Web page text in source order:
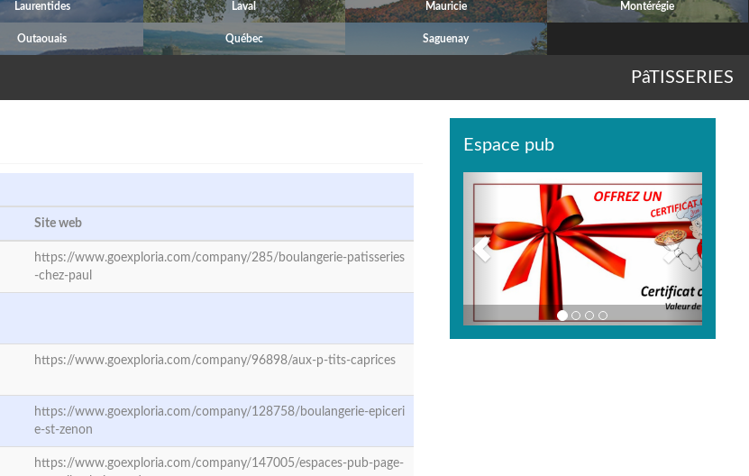
Laurentides Laval Mauricie Montérégie
Outaouais Québec Saguenay
PâTISSERIES
Site web
https://www.goexploria.com/company/285/boulangerie-patisseries
-chez-paul
https://www.goexploria.com/company/96898/aux-p-tits-caprices
https://www.goexploria.com/company/128758/boulangerie-epiceri
e-st-zenon
https://www.goexploria.com/company/147005/espaces-pub-page-
Espace pub
Previous
Next